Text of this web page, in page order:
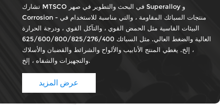
تشارك MTSCO في البحث والتطوير في صهر Superalloy و
Corrosion - منتجات السبائك المقاومة ، والتي مناسبة للاستخدام في
البيئات القاسية مثل الحمض القوي ، والتآكل القوي ، ودرجة الحرارة
العالية والضغط العالي. مثل السبائك 625/600/800/825/276/400
، إلخ. يغطي المنتج الأنابيب والألواح والشرائط والقضبان والأسلاك
والتجهيزات والشفاه ، إلخ.
عرض المزيد